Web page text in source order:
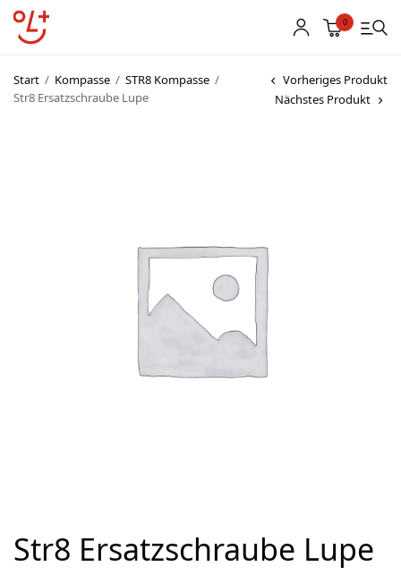
0
Start / Kompasse / STR8 Kompasse /
Str8 Ersatzschraube Lupe
Vorheriges Produkt
Nächstes Produkt
Str8 Ersatzschraube Lupe
Aktion